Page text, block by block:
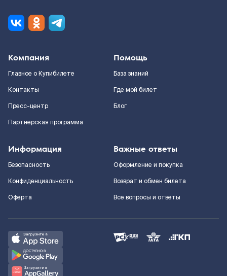
Компания
Главное о Купибилете
Контакты
Пресс-центр
Партнерская программа
Помощь
База знаний
Где мой билет
Блог
Информация
Безопасность
Конфиденциальность
Оферта
Важные ответы
Оформление и покупка
Возврат и обмен билета
Все вопросы и ответы